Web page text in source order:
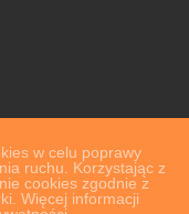
w celu poprawy
ruchu. Korzystając z
cookies zgodnie z
Więcej informacji